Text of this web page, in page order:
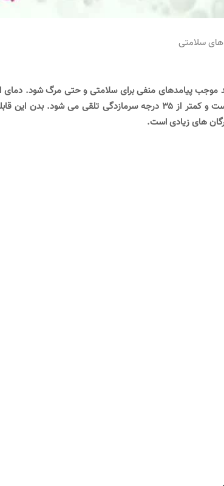
های سلامتی
است. هر دمایی بالاتر از ۴۰ درجه گرمازدگی است و کمتر از ۳۵ درجه
های زیادی است.